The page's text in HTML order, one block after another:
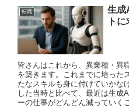
転職
生成
ト
皆さんはこれから、異業種・異
を築きます。これまでに培った
たなスキルも身に付けていかな
した当時と比べて、最近は生成
ーの仕事がどんどん減っていく